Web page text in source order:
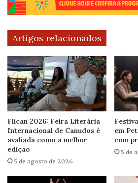
Artigos relacionados
Flican 2026: Feira Literária
Internacional de Canudos é
avaliada como a melhor
edição
5 de agosto de 2026
em
com
5 de